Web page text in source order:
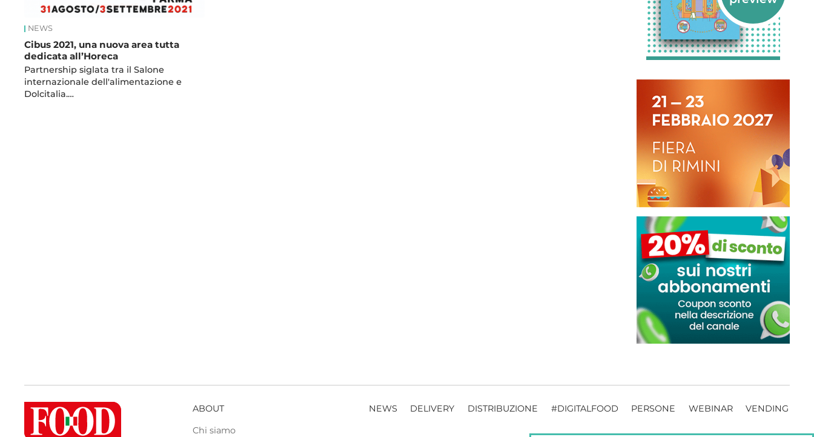
NEWS
Cibus 2021, una nuova area tutta
dedicata all’Horeca
Partnership siglata tra il Salone
internazionale dell'alimentazione e
Dolcitalia.…
ABOUT
Chi siamo
NEWS DELIVERY DISTRIBUZIONE #DIGITALFOOD PERSONE WEBINAR VENDING